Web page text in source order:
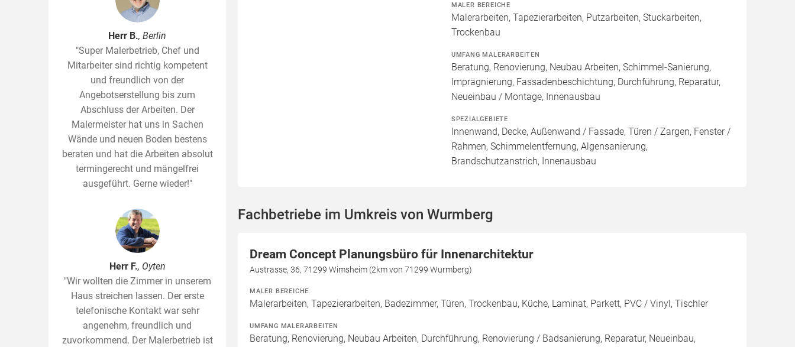
Herr B., Berlin
"Super Malerbetrieb, Chef und
Mitarbeiter sind richtig kompetent
und freundlich von der
Angebotserstellung bis zum
Abschluss der Arbeiten. Der
Malermeister hat uns in Sachen
Wände und neuen Boden bestens
beraten und hat die Arbeiten absolut
termingerecht und mängelfrei
ausgeführt. Gerne wieder!"
Herr F., Oyten
"Wir wollten die Zimmer in unserem
Haus streichen lassen. Der erste
telefonische Kontakt war sehr
angenehm, freundlich und
zuvorkommend. Der Malerbetrieb ist
MALER BEREICHE
Malerarbeiten, Tapezierarbeiten, Putzarbeiten, Stuckarbeiten,
Trockenbau
UMFANG MALERARBEITEN
Beratung, Renovierung, Neubau Arbeiten, Schimmel-Sanierung,
Imprägnierung, Fassadenbeschichtung, Durchführung, Reparatur,
Neueinbau / Montage, Innenausbau
SPEZIALGEBIETE
Innenwand, Decke, Außenwand / Fassade, Türen / Zargen, Fenster /
Rahmen, Schimmelentfernung, Algensanierung,
Brandschutzanstrich, Innenausbau
Fachbetriebe im Umkreis von Wurmberg
Dream Concept Planungsbüro für Innenarchitektur
Austrasse, 36, 71299 Wimsheim (2km von 71299 Wurmberg)
MALER BEREICHE
Malerarbeiten, Tapezierarbeiten, Badezimmer, Türen, Trockenbau, Küche, Laminat, Parkett, PVC / Vinyl, Tischler
UMFANG MALERARBEITEN
Beratung, Renovierung, Neubau Arbeiten, Durchführung, Renovierung / Badsanierung, Reparatur, Neueinbau,